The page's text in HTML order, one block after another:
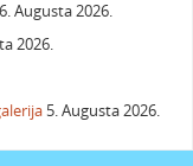
6. Augusta 2026.
2026.
5. Augusta 2026.